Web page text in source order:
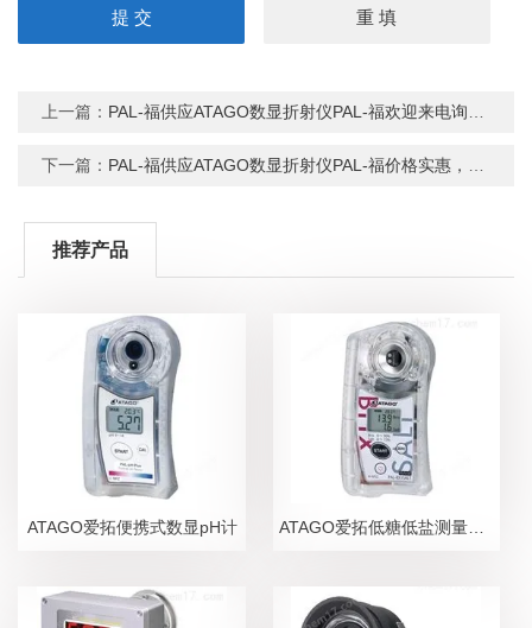
上一篇： PAL-福供应ATAGO数显折射仪PAL-福欢迎来电询价，可可酱折射仪，折射仪品牌
下一篇： PAL-福供应ATAGO数显折射仪PAL-福价格实惠，0-88数显折射仪，折射仪现货
推荐产品
ATAGO爱拓便携式数显pH计 ATAGO爱拓低糖低盐测量糖盐度计